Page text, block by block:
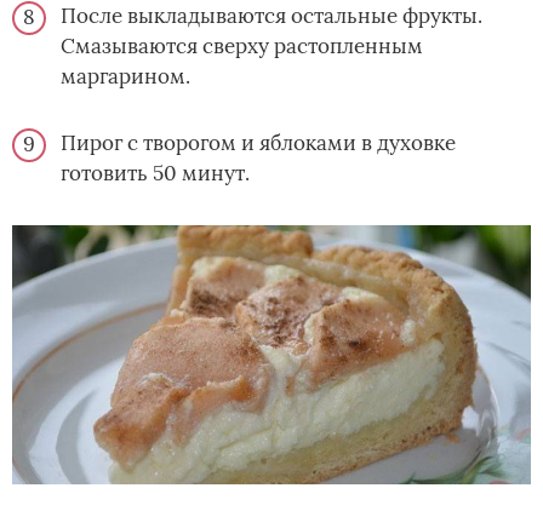
После выкладываются остальные фрукты.
Смазываются сверху растопленным
маргарином.
Пирог с творогом и яблоками в духовке
готовить 50 минут.